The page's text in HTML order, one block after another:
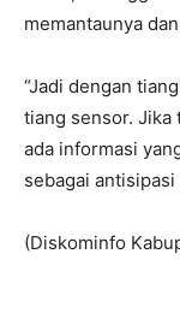
memantaunya
“Jadi dengan
tiang sensor. Jika
ada informasi
sebagai
(Diskominfo